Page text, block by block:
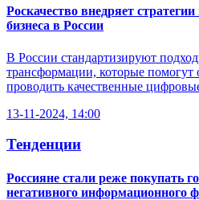
Роскачество внедряет
бизнеса в России
В России стандартизируют
трансформации, которые помогут
проводить качественные
13-11-2024, 14:00
Тенденции
Россияне стали реже покупать
негативного информационного